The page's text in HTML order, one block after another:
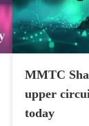
MMTC
upper
today